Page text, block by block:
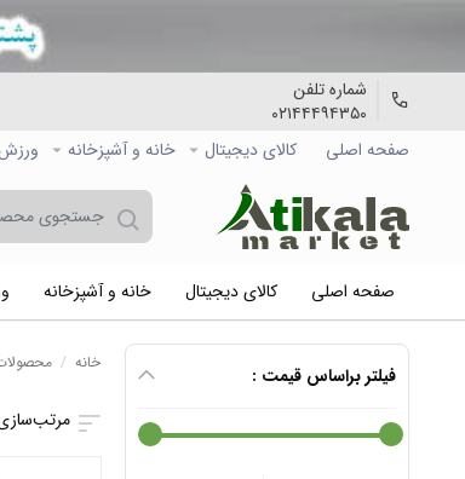
شماره تلفن
۰۲۱۴۴۴۹۴۳۵۰
صفحه اصلی
کالاي دیجیتال خانه و آشپزخانه
صفحه اصلی کالاي دیجیتال خانه و آشپزخانه
فیلتر براساس قیمت :
خانه /